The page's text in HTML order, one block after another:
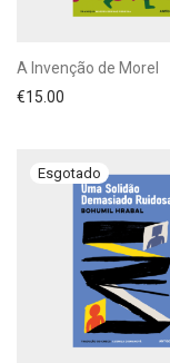
A Invenção de Morel
€15.00